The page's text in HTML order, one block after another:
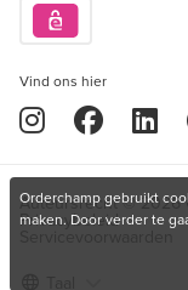
Vind ons hier
Auteursrecht © 2026
Privacybeleid
Orderchamp gebruikt
maken. Door verder te